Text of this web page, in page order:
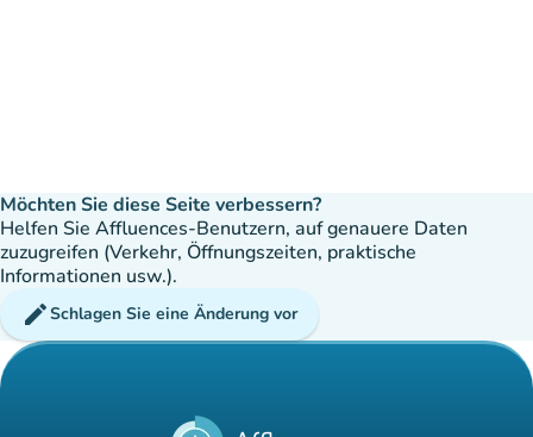
Möchten Sie diese Seite verbessern?
Helfen Sie Affluences-Benutzern, auf genauere Daten
zuzugreifen (Verkehr, Öffnungszeiten, praktische
Informationen usw.).
editSchlagen Sie eine Änderung vor